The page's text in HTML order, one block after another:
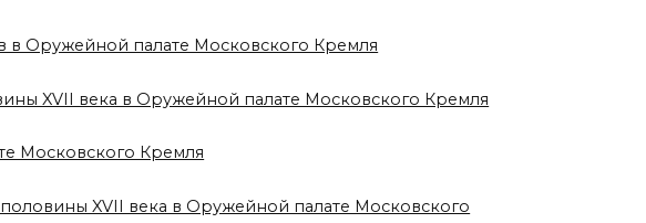
в Оружейной палате Московского Кремля
XVII века в Оружейной палате Московского Кремля
Московского Кремля
XVII века в Оружейной палате Московского